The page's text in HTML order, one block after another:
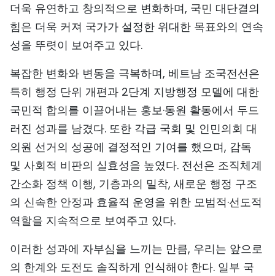
더욱 유연하고 창의적으로 변화하며, 국민 대단결의
힘은 더욱 커져 국가가 설정한 위대한 목표와의 연속
성을 뚜렷이 보여주고 있다.
복잡한 변화와 변동을 극복하며, 베트남 조국전선은
특히 행정 단위 개편과 2단계 지방행정 모델에 대한
국민적 합의를 이끌어내는 홍보·동원 활동에서 두드
러진 성과를 남겼다. 또한 각급 국회 및 인민의회 대
의원 선거의 성공에 결정적인 기여를 했으며, 감독
및 사회적 비판의 실효성을 높였다. 전선은 조직체계
간소화 정책 이행, 기층과의 밀착, 새로운 행정 구조
의 신속한 안정과 효율적 운영을 위한 모범적·선도적
역할을 지속적으로 보여주고 있다.
이러한 성과에 자부심을 느끼는 만큼, 우리는 앞으로
의 한계와 도전도 솔직하게 인식해야 한다. 일부 국